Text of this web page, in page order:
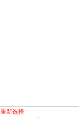
重新选择